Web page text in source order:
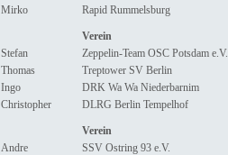
Mirko Rapid Rummelsburg
Verein
Stefan Zeppelin-Team OSC Potsdam e.V.
Thomas Treptower SV Berlin
Ingo DRK Wa Wa Niederbarnim
Christopher DLRG Berlin Tempelhof
Verein
Andre SSV Ostring 93 e.V.